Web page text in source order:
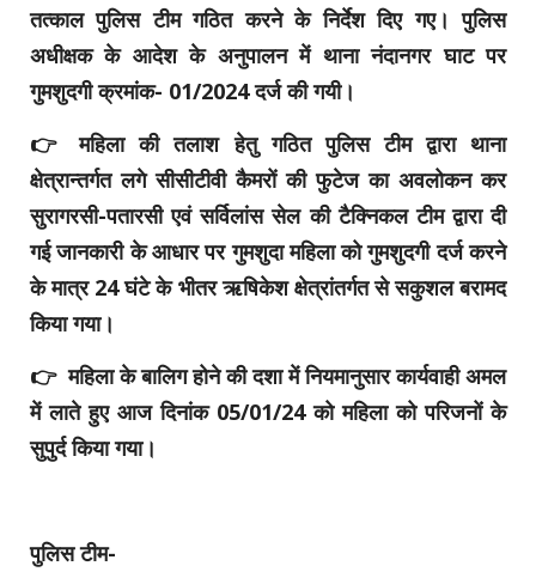
तत्काल पुलिस टीम गठित करने के निर्देश दिए गए। पुलिस
अधीक्षक के आदेश के अनुपालन में थाना नंदानगर घाट पर
गुमशुदगी क्रमांक- 01/2024 दर्ज की गयी।
👉 महिला की तलाश हेतु गठित पुलिस टीम द्वारा थाना
क्षेत्रान्तर्गत लगे सीसीटीवी कैमरों की फुटेज का अवलोकन कर
सुरागरसी-पतारसी एवं सर्विलांस सेल की टैक्निकल टीम द्वारा दी
गई जानकारी के आधार पर गुमशुदा महिला को गुमशुदगी दर्ज करने
के मात्र 24 घंटे के भीतर ऋषिकेश क्षेत्रांतर्गत से सकुशल बरामद
किया गया।
👉 महिला के बालिग होने की दशा में नियमानुसार कार्यवाही अमल
में लाते हुए आज दिनांक 05/01/24 को महिला को परिजनों के
सुपुर्द किया गया।
पुलिस टीम-